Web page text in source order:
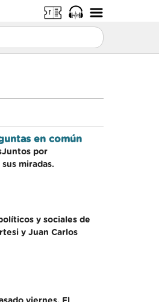
en común
por
miradas.
y sociales de
y Juan Carlos